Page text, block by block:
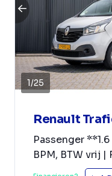
1/25
Renault
Passenger
BPM, BTW vrij |